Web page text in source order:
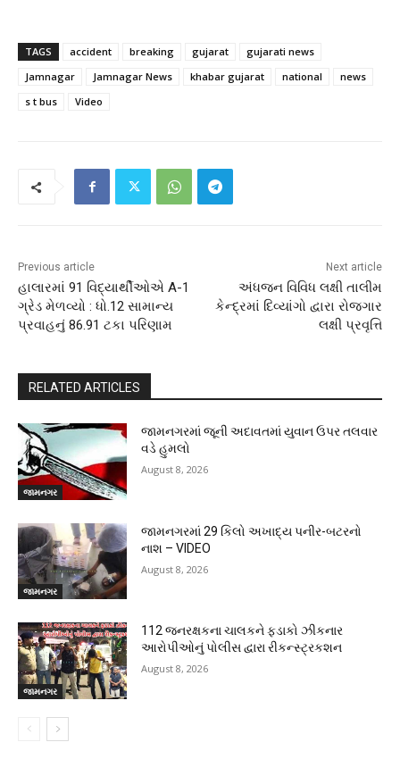
TAGS accident breaking gujarat
gujarati news
Jamnagar
Jamnagar News khabar gujarat national
news
s t bus
Video
Previous article
હાલારમાં 91 વિદ્યાર્થીઓએ A-1
ગ્રેડ મેળવ્યો : ધો.12 સામાન્ય
પ્રવાહનું 86.91 ટકા પરિણામ
Next article
અંધજન વિવિધ લક્ષી તાલીમ
કેન્દ્રમાં દિવ્યાંગો દ્વારા રોજગાર
લક્ષી પ્રવૃત્તિ
RELATED ARTICLES
જામનગર
જામનગરમાં જૂની અદાવતમાં યુવાન ઉપર તલવાર
વડે હુમલો
August 8, 2026
જામનગર
જામનગરમાં 29 કિલો અખાદ્ય પનીર-બટરનો
નાશ – VIDEO
August 8, 2026
જામનગર
112 જનરક્ષકના ચાલકને ફડાકો ઝીકનાર
આરોપીઓનું પોલીસ દ્વારા રીકન્સ્ટ્રકશન
August 8, 2026